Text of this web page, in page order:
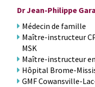
Dr Jean-Philippe
Médecin de famille
Maître-instructeur
MSK
Maître-instructeur
Hôpital Brome-
GMF Cowansville-